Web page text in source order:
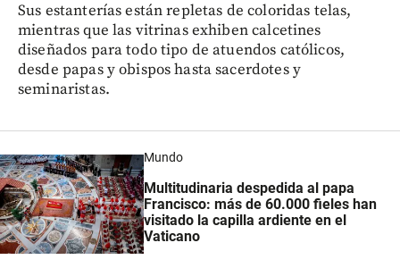
Sus estanterías están repletas de coloridas telas,
mientras que las vitrinas exhiben calcetines
diseñados para todo tipo de atuendos católicos,
desde papas y obispos hasta sacerdotes y
seminaristas.
Mundo
Multitudinaria despedida al papa
Francisco: más de 60.000 fieles han
visitado la capilla ardiente en el
Vaticano